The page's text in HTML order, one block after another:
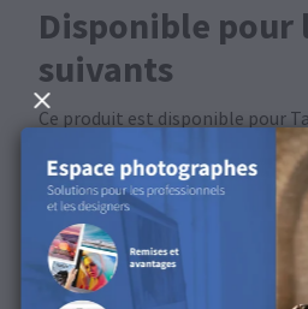
Disponible pour
suivants
Ce produit est disponible pour
Découvrez la
notre vidéo